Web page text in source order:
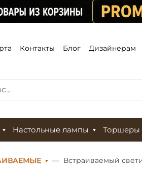
Контакты Блог Дизайнерам
Настольные лампы Торшеры
Встраиваемый